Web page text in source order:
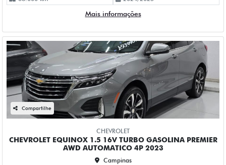
CHEVROLET EQUINOX 1.5 16V TURBO GASOLINA PREMIER
Campinas
Fiat Dahruj
R$ 153.990,00
58.000 km 2022/2023
Mais informações